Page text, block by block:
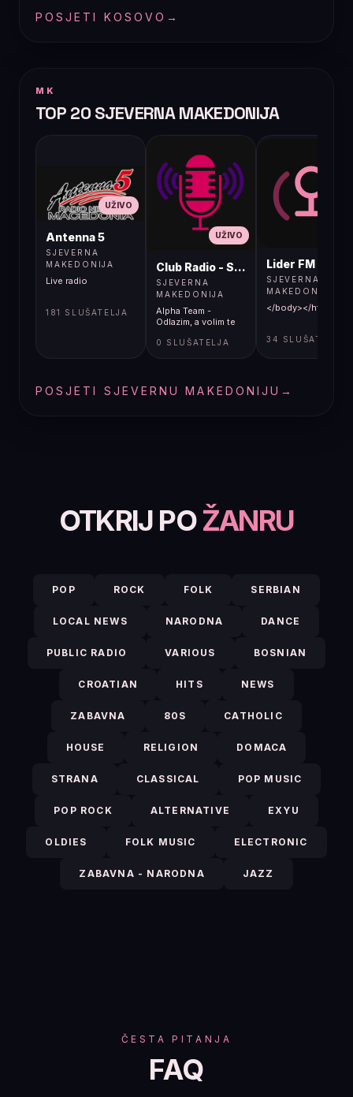
POSJETI KOSOVO →
MK
TOP 20 SJEVERNA MAKEDONIJA
UŽIVO
Antenna 5
SJEVERNA
MAKEDONIJA
Live radio
181 SLUŠATELJA
UŽIVO
Club Radio - Skopje, Mcedonia
SJEVERNA
MAKEDONIJA
Alpha Team -
Odlazim, a volim te
0 SLUŠATELJA
Lider FM 107,4
SJEVERNA
MAKEDONIJA
</body></html>
34 SLUŠATELJA
POSJETI SJEVERNU MAKEDONIJU →
OTKRIJ POŽANRU
POP ROCK FOLK SERBIAN
LOCAL NEWS NARODNA DANCE
PUBLIC RADIO VARIOUS BOSNIAN
CROATIAN HITS NEWS
ZABAVNA 80S CATHOLIC
HOUSE RELIGION DOMACA
STRANA CLASSICAL POP MUSIC
POP ROCK ALTERNATIVE EXYU
OLDIES FOLK MUSIC ELECTRONIC
ZABAVNA - NARODNA JAZZ
ČESTA PITANJA
FAQ